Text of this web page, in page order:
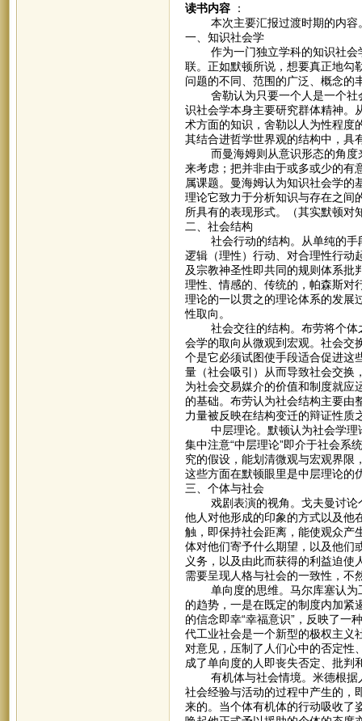
读书内容：
本次主要汇报过渡时期的内容
一、知识社会学
作为一门独立学科的知识社会学
联。正如默顿所说，想要真正地勾
问题的不同、范围的广泛、概念的
舍勒认为只要一个人是一个社会
识社会学本身主要研究群体精神。
术方面的知识，舍勒以人为性程度
其结合进哲学世界观的结构中，具
而曼海姆则从意识形态的角度来
来考虑；把并非由于或多或少的有
属课题。曼海姆认为知识社会学的
理论它致力于分析知识与存在之间
所具有的表现形式。（其实默顿对
二、社会结构
社会行动的结构。从单纯的手段
逻辑（理性）行动、对合理性行动
及宗教神圣性即共同的规则体系批
理性、情感的、传统的，帕森斯对
理论的一以贯之的理论体系的发展
性取向。
社会交往的结构。布劳将个体之
会学的取向从微观到宏观。社会交
个是它必须试图使手段适合促进这
量（社会吸引）从而导致社会交换
为社会交易媒介的价值和制度就应
的基础。布劳认为社会结构主要由
力量被反映在结构变迁的辩证性质
中层理论。默顿认为社会学理论
集中注意“中层理论”即介于社会系
究的假设，能划清微观与宏观界限
这些方面在默顿眼里是中层理论的
三、个体与社会
戏剧表演的视角。戈夫曼讨论个
他人对他形成的印象的方式以及他
触，即保持社会距离，能使观众产
体对他们寄予什么期望，以及他们
义务，以及由此而获得的利益迫
需要呈现人格与社会的一致性，不
单向度的思维。马尔库塞认为工
的趋势，一是在既定的制度内加紧
的信念即幸“幸福意识”，反映了一
代工业社会是一个新型的极权主义
对意见，压制了人们心中的否定性
成了单向度的人即丧失否定、批判
有机体与社会情境。米德根据人
社会经验与活动的过程中产生的，
来的。当个体有机体的行动吸收了